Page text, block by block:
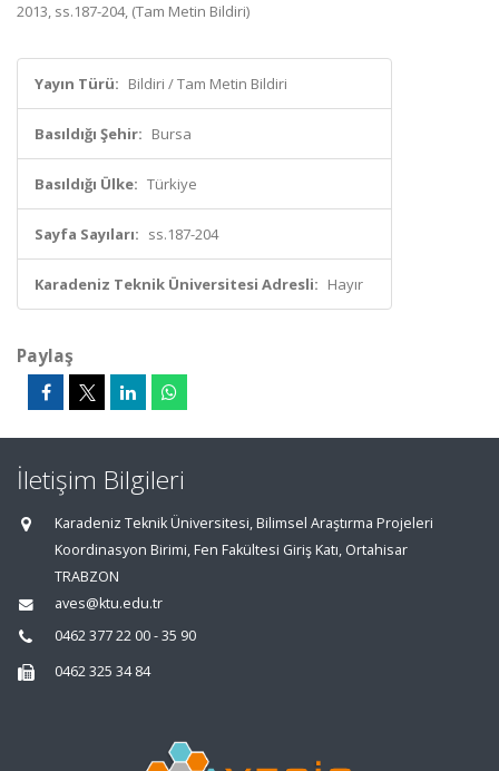
2013, ss.187-204, (Tam Metin Bildiri)
Yayın Türü: Bildiri / Tam Metin Bildiri
Basıldığı Şehir: Bursa
Basıldığı Ülke: Türkiye
Sayfa Sayıları: ss.187-204
Karadeniz Teknik Üniversitesi Adresli: Hayır
Paylaş
İletişim Bilgileri
Karadeniz Teknik Üniversitesi, Bilimsel Araştırma Projeleri
Koordinasyon Birimi, Fen Fakültesi Giriş Katı, Ortahisar
TRABZON
aves@ktu.edu.tr
0462 377 22 00 - 35 90
0462 325 34 84